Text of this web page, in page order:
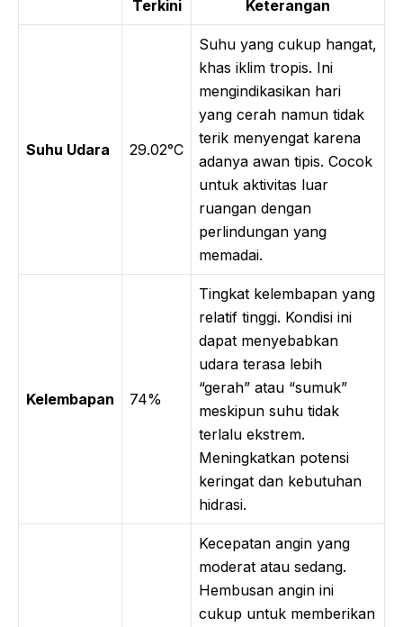
Terkini Keterangan
Suhu Udara 29.02°C
Suhu yang cukup hangat,
khas iklim tropis. Ini
mengindikasikan hari
yang cerah namun tidak
terik menyengat karena
adanya awan tipis. Cocok
untuk aktivitas luar
ruangan dengan
perlindungan yang
memadai.
Kelembapan 74%
Tingkat kelembapan yang
relatif tinggi. Kondisi ini
dapat menyebabkan
udara terasa lebih
“gerah” atau “sumuk”
meskipun suhu tidak
terlalu ekstrem.
Meningkatkan potensi
keringat dan kebutuhan
hidrasi.
Kecepatan angin yang
moderat atau sedang.
Hembusan angin ini
cukup untuk memberikan